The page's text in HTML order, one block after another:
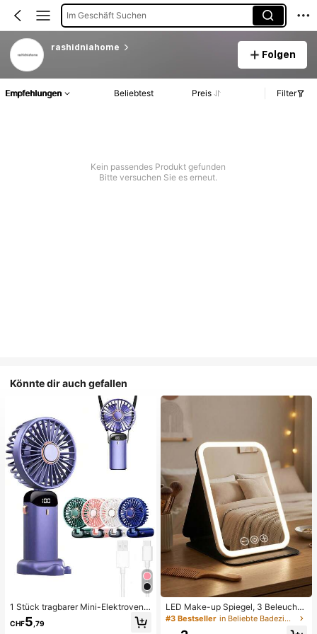
Im Geschäft Suchen
rashidniahome
Folgen
Empfehlungen Beliebtest Preis Filter
Kein passendes Produkt gefunden
Bitte versuchen Sie es erneut.
Könnte dir auch gefallen
1 Stück tragbarer Mini-Elektroventil
ator, tragbarer USB-aufladbarer Ve
ntilator, Nackenventilator, USB-Ven
CHF5 ,79
LED Make-up Spiegel, 3 Beleuchtu
ngsmodi, einstellbare Helligkeit, tra
#3 Bestseller in Beliebte Badezimmeraccessoires Make-up-Tools fü